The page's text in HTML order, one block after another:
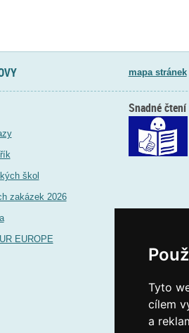
Tyto
cílem
a
mapa stránek|
škol
zakázek 2026
EUROPE
Snadné čtení